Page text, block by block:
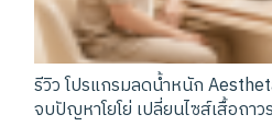
รีวิว โปรแกรมลดน้ำหนัก
จบปัญหาโยโย่ เปลี่ยนไซส์เสื้อถาวร